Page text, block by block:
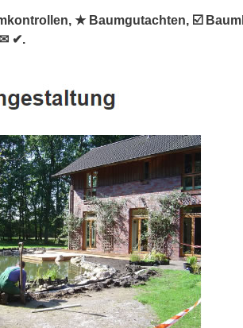
★ Baumgutachten, ☑️
✔.